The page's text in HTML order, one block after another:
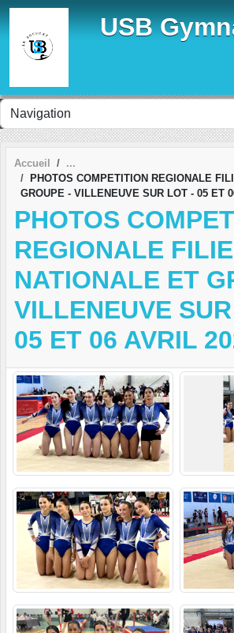
USB
Accueil
PHOTOS COMPETITION REGIONALE
GROUPE - VILLENEUVE SUR LOT - 05 ET
PHOTOS
REGIONALE
NATIONALE ET
VILLENEUVE
05 ET 06 AVRIL
Panneau de gestion des cookies